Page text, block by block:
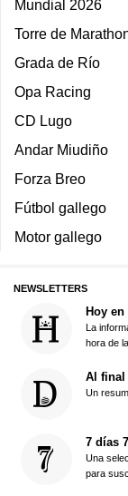
Mundial 2026
Torre de
Grada de Río
Opa Racing
CD Lugo
Andar Miudiño
Forza Breo
Fútbol gallego
Motor gallego
NEWSLETTERS
Hoy en
La
hora de
Al final
Un
7 días
Una
para